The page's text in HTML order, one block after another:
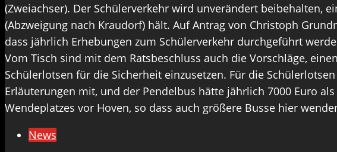
(Zweiachser). Der Schülerverkehr wird unverändert beibehalten,
(Abzweigung nach Kraudorf) hält. Auf Antrag von Christoph
dass jährlich Erhebungen zum Schülerverkehr durchgeführt
Vom Tisch sind mit dem Ratsbeschluss auch die Vorschläge,
Schülerlotsen für die Sicherheit einzusetzen. Für die
Erläuterungen mit, und der Pendelbus hätte jährlich 7000 Euro
Wendeplatzes vor Hoven, so dass auch größere Busse hier
News